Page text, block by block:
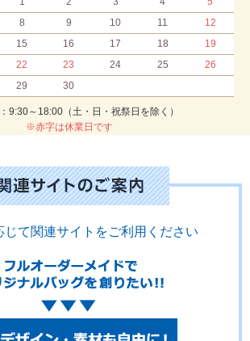
8 9 10 11
12
15 16 17 18
19
22 23 24 25
26
29 30
9:30～18:00（土・日・祝祭日を除く）
※赤字は休業日です
じて関連サイトをご利用ください